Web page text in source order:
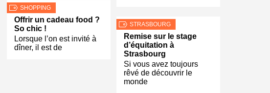
SHOPPING
Offrir un cadeau food ?
So chic !
Lorsque l’on est invité à
dîner, il est de
STRASBOURG
Remise sur le stage
d’équitation à
Strasbourg
Si vous avez toujours
rêvé de découvrir le
monde